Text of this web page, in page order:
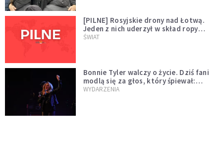
[PILNE] Rosyjskie drony nad Łotwą.
Jeden z nich uderzył w skład ropy
naftowej
ŚWIAT
Bonnie Tyler walczy o życie. Dziś fani
modlą się za głos, który śpiewał:
"Lord, help me"
WYDARZENIA